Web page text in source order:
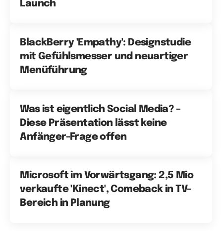
Launch
BlackBerry 'Empathy': Designstudie
mit Gefühlsmesser und neuartiger
Menüführung
Was ist eigentlich Social Media? –
Diese Präsentation lässt keine
Anfänger-Frage offen
Microsoft im Vorwärtsgang: 2,5 Mio
verkaufte 'Kinect', Comeback in TV-
Bereich in Planung